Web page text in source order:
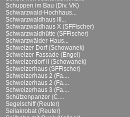
Schuppen im Bau (Div. VK)
Schwarzwald-Hochhaus...
Schwarzwaldhaus III...
Schwarzwaldhaus X (SFFischer)
Schwarzwaldhütte (SFFischer)
Schwarzwälder-Haus...
Schweizer Dorf (Schowanek)
Schweizer Fassade (Engel)
Schweizerdorf II (Schowanek)
Schweizerhaus (SFFischer)
Schweizerhaus 2 (Fa....
Schweizerhaus 2 (Fa....
Schweizerhaus 3 (Fa....
Schützenpanzer (C....
Segelschiff (Reuter)
Seilakrobat (Reuter)